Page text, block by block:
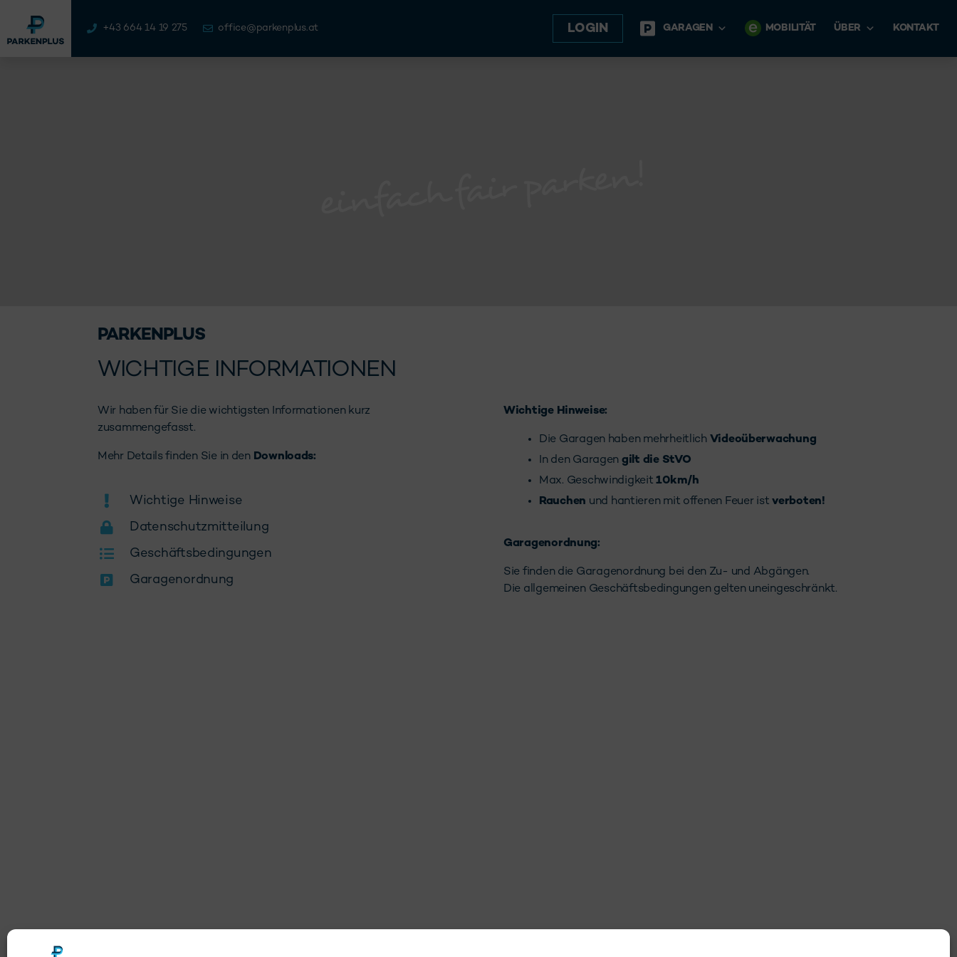
+43 664 14 19 275 office@parkenplus.at LOGIN GARAGEN MOBILITÄT ÜBER KONTAKT
PARKENPLUS
WICHTIGE INFORMATIONEN
Wir haben für Sie die wichtigsten Informationen kurz
zusammengefasst.
Mehr Details finden Sie in den Downloads:
Wichtige Hinweise
Datenschutzmitteilung
Geschäftsbedingungen
Garagenordnung
Wichtige Hinweise:
Die Garagen haben mehrheitlich Videoüberwachung
In den Garagen gilt die StVO
Max. Geschwindigkeit10km/h
Rauchen und hantieren mit offenen Feuer istverboten!
Garagenordnung:
Sie finden die Garagenordnung bei den Zu- und Abgängen.
Die allgemeinen Geschäftsbedingungen gelten uneingeschränkt.